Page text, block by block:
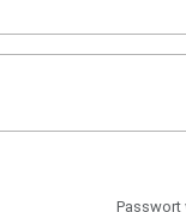
Passwort